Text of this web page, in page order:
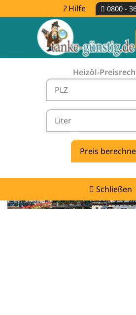
Hilfe 0800 -
Heizöl-
Schließen
Heizölpreise Ebersbach
vergleichen & günstig